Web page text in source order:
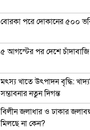
বোরকা পরে দোকানের ৫০০ ভরি
৫ আগস্টের পর দেশে চাঁদাবাজি
মৎস্য খাতে উৎপাদন বৃদ্ধি:
সম্ভাবনার নতুন দিগন্ত
বিলীন জলাধার ও ঢাকার
মিলছে না কেন?